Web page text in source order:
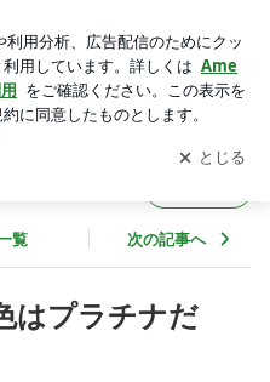
更新通知
を受け取りまし
開く
覧 次の記事へ
はプラチナだ